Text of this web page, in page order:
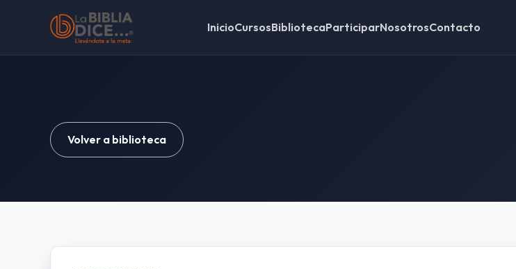
InicioCursosBibliotecaParticiparNosotrosContacto
Volver a biblioteca